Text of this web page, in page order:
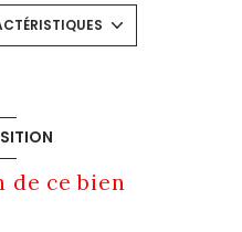
(gaz)
de ce bien